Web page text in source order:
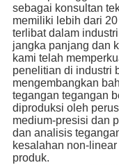
sebagai konsultan
memiliki lebih dari
terlibat dalam
jangka panjang dan
kami telah
penelitian di industri
mengembangkan
tegangan tegangan
diproduksi oleh
medium-presisi dan
dan analisis
kesalahan non-
produk.